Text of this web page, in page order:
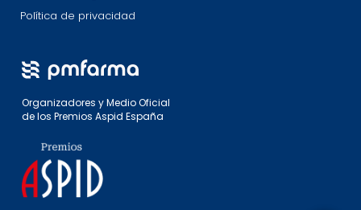
Política de privacidad
Organizadores y Medio Oficial
de los Premios Aspid España